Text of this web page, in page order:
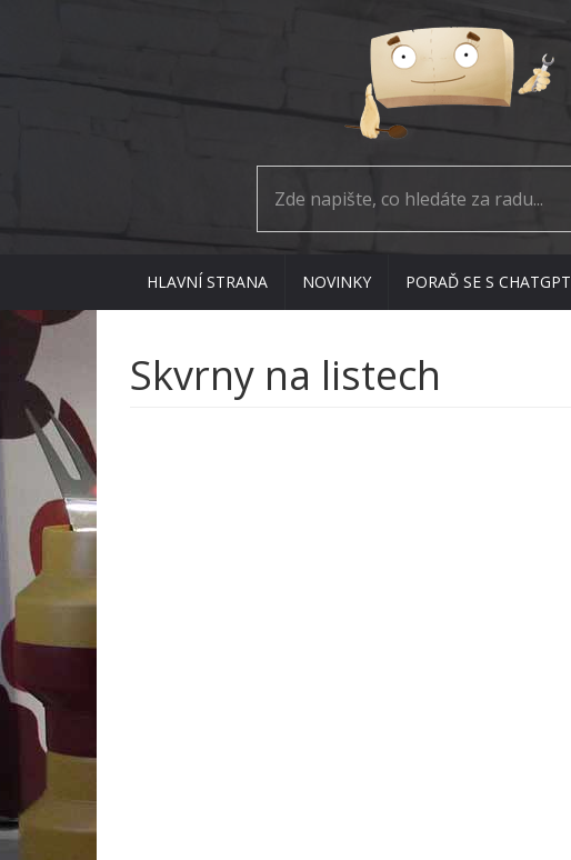
HLAVNÍ STRANA NOVINKY PORAĎ SE S CHATGPT
Skvrny na listech